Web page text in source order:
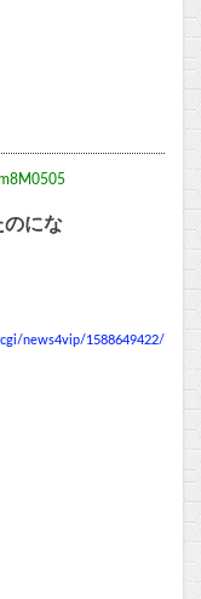
のにな
news4vip/1588649422/